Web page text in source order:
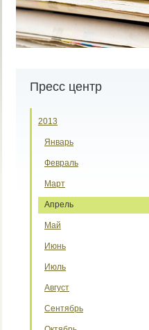
Пресс центр
2013
Январь
Февраль
Март
Апрель
Май
Июнь
Июль
Август
Сентябрь